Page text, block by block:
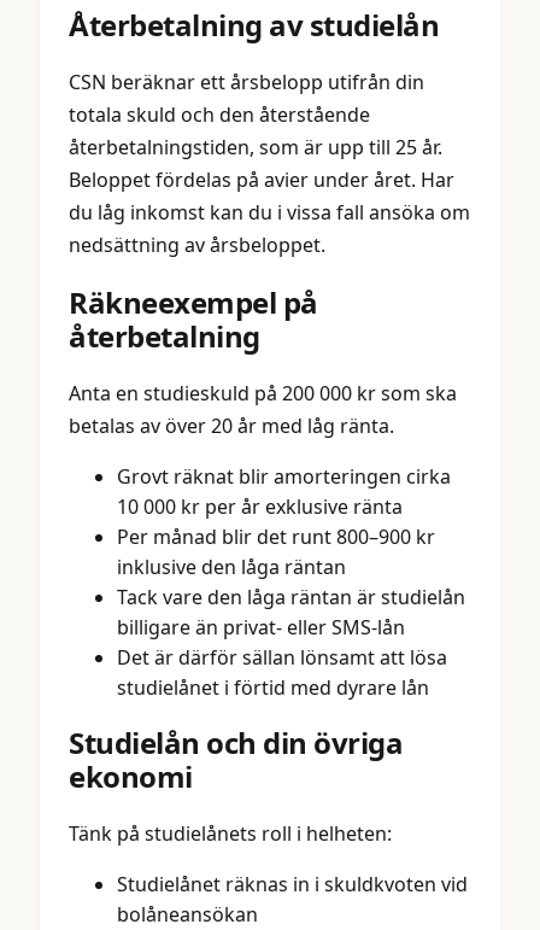
Återbetalning av studielån
CSN beräknar ett årsbelopp utifrån din
totala skuld och den återstående
återbetalningstiden, som är upp till 25 år.
Beloppet fördelas på avier under året. Har
du låg inkomst kan du i vissa fall ansöka om
nedsättning av årsbeloppet.
Räkneexempel på
återbetalning
Anta en studieskuld på 200 000 kr som ska
betalas av över 20 år med låg ränta.
Grovt räknat blir amorteringen cirka
10 000 kr per år exklusive ränta
Per månad blir det runt 800–900 kr
inklusive den låga räntan
Tack vare den låga räntan är studielån
billigare än privat- eller SMS-lån
Det är därför sällan lönsamt att lösa
studielånet i förtid med dyrare lån
Studielån och din övriga
ekonomi
Tänk på studielånets roll i helheten:
Studielånet räknas in i skuldkvoten vid
bolåneansökan